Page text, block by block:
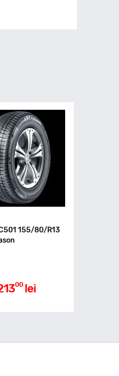
155/80/R13
00 lei